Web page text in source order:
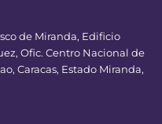
de Miranda, Edificio
Ofic. Centro Nacional de
Caracas, Estado Miranda,